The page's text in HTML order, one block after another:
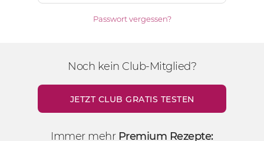
Passwort vergessen?
Noch kein Club-Mitglied?
JETZT CLUB GRATIS TESTEN
Immer mehr Premium Rezepte: